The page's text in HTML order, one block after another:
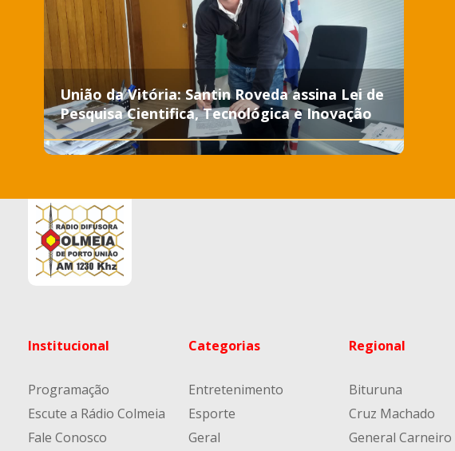
União da Vitória: Santin Roveda assina Lei de
Pesquisa Cientifica, Tecnológica e Inovação
Institucional
Programação
Escute a Rádio Colmeia
Fale Conosco
Categorias
Entretenimento
Esporte
Geral
Regional
Bituruna
Cruz Machado
General Carneiro